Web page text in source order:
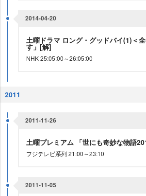
2014-04-20
土曜ドラマ ロング・グッドバイ(1)＜
す」[解]
NHK 25:05:00～26:05:00
2011
2011-11-26
土曜プレミアム 「世にも奇妙な物語
フジテレビ系列 21:00～23:10
2011-11-05